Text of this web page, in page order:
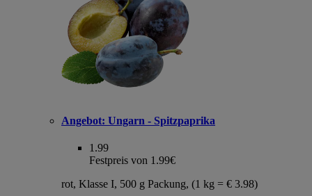
Angebot: Ungarn - Spitzpaprika
1.99
Festpreis von 1.99€
rot, Klasse I, 500 g Packung, (1 kg = € 3.98)